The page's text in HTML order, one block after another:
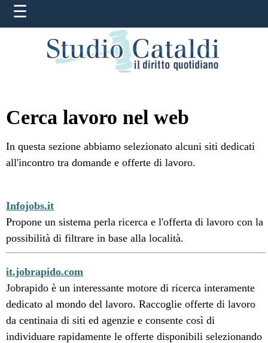
Cerca lavoro nel web
In questa sezione abbiamo selezionato alcuni siti dedicati
all'incontro tra domande e offerte di lavoro.
Infojobs.it
Propone un sistema perla ricerca e l'offerta di lavoro con la
possibilità di filtrare in base alla località.
it.jobrapido.com
Jobrapido è un interessante motore di ricerca interamente
dedicato al mondo del lavoro. Raccoglie offerte di lavoro
da centinaia di siti ed agenzie e consente così di
individuare rapidamente le offerte disponibili selezionando